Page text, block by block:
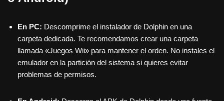
En PC: Descomprime el instalador de Dolphin en una
carpeta dedicada. Te recomendamos crear una carpeta
llamada «Juegos Wii» para mantener el orden. No instales el
emulador en la partición del sistema si quieres evitar
problemas de permisos.